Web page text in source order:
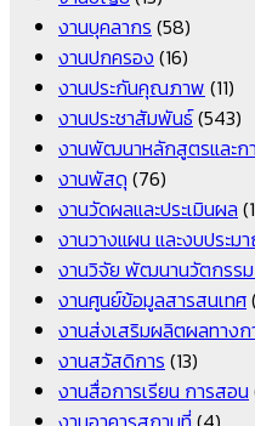
งานบุคลากร (58)
งานปกครอง (16)
งานประกันคุณภาพ (11)
งานประชาสัมพันธ์(543)
งานพัฒนาหลักสูตรและก
งานพัสดุ (76)
งานวัดผลและประเมินผล
งานวางแผน และงบประม
งานวิจัย พัฒนานวัตกรรม
งานศูนย์ข้อมูลสารสนเทศ
งานส่งเสริมผลิตผลทางก
งานสวัสดิการ (13)
งานสื่อการเรียน การสอน